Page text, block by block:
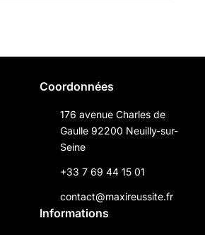
Coordonnées
176 avenue Charles de
Gaulle 92200 Neuilly-sur-
Seine
+33 7 69 44 15 01
contact@maxireussite.fr
Informations